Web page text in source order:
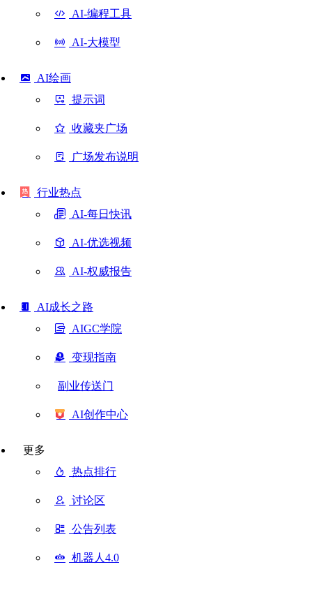
AI-编程工具
AI-大模型
AI绘画
提示词
收藏夹广场
广场发布说明
行业热点
AI-每日快讯
AI-优选视频
AI-权威报告
AI成长之路
AIGC学院
变现指南
副业传送门
AI创作中心
更多
热点排行
讨论区
公告列表
机器人4.0